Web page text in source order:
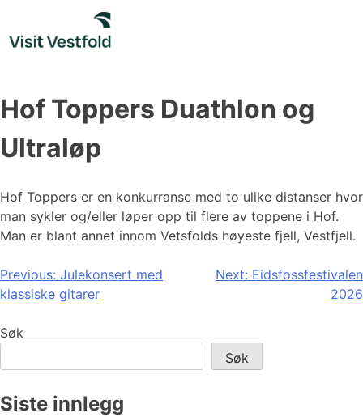
content
Hof Toppers Duathlon og
Ultraløp
Hof Toppers er en konkurranse med to ulike distanser hvor
man sykler og/eller løper opp til flere av toppene i Hof.
Man er blant annet innom Vetsfolds høyeste fjell, Vestfjell.
Innleggsnavigasjon
Previous: Julekonsert med
klassiske gitarer
Next: Eidsfossfestivalen
2026
Søk
Søk
Siste innlegg